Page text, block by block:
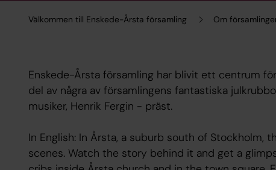
Välkommen till Enskede-Årsta församling Om
Enskede-Årsta församling har blivit ett centrum
del av några av församlingens fantastiska
musiker, Henrik Fergin - präst.
In English: In Årsta, a suburb south of Stockholm,
scenes. Watch the story behind it and get a